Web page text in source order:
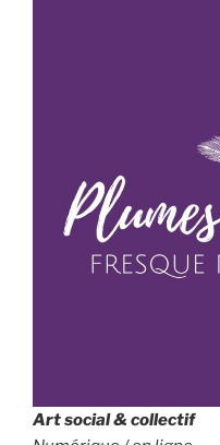
Art social & collectif